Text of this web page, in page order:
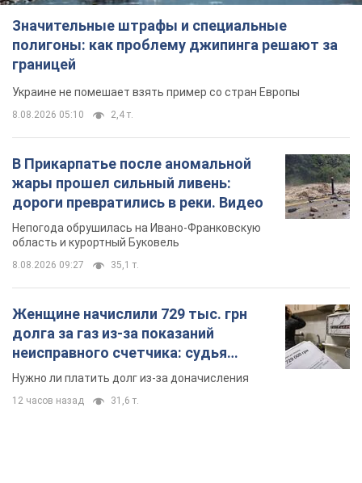
В Прикарпатье после аномальной
жары прошел сильный ливень:
дороги превратились в реки. Видео
Непогода обрушилась на Ивано-Франковскую
Женщине начислили 729 тыс. грн
долга за газ из-за показаний
неисправного счетчика: судья
вынес неожиданное решение
12 часов назад 31,6 т.